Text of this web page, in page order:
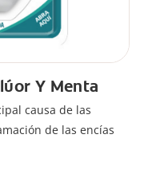
Y Menta
causa de las
de las encías